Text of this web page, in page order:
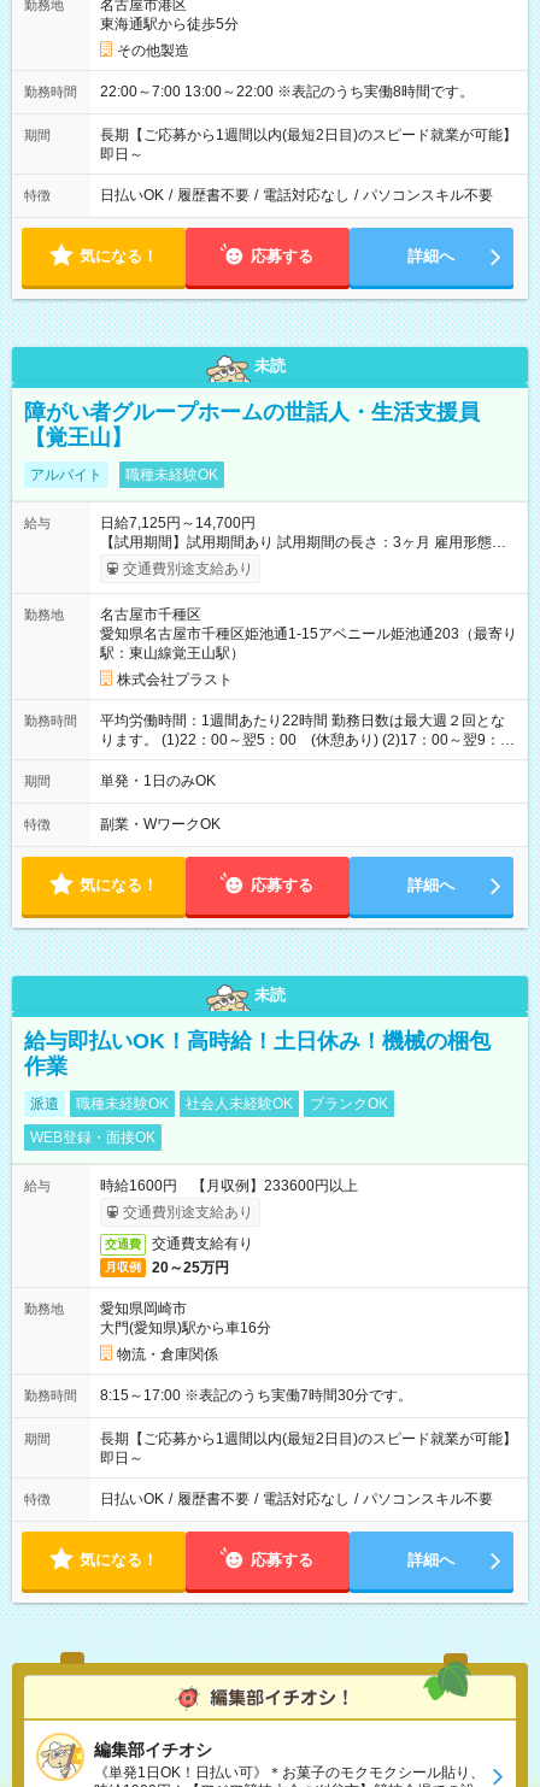
勤務地
名古屋市港区
東海通駅から徒歩5分
その他製造
勤務時間 22:00～7:00 13:00～22:00 ※表記のうち実働8時間です。
期間
長期【ご応募から1週間以内(最短2日目)のスピード就業が可能】
即日～
特徴 日払いOK / 履歴書不要 / 電話対応なし / パソコンスキル不要
気になる！ 応募する 詳細へ
未読
障がい者グループホームの世話人・生活支援員
【覚王山】
アルバイト 職種未経験OK
給与
日給7,125円～14,700円
【試用期間】試用期間あり 試用期間の長さ：3ヶ月 雇用形態、
給与は本採用時と同じです。
交通費別途支給あり
勤務地
名古屋市千種区
愛知県名古屋市千種区姫池通1-15アベニール姫池通203（最寄り
駅：東山線覚王山駅）
株式会社プラスト
勤務時間
平均労働時間：1週間あたり22時間 勤務日数は最大週２回とな
ります。 (1)22：00～翌5：00 (休憩あり) (2)17：00～翌9：
00 (休憩あり) ３６協定提出済 平均労働時間：1週間あたり22
時間 勤務日数は最大週２回となります。 (1)22：00～翌5：00
期間 単発・1日のみOK
特徴 副業・WワークOK
気になる！ 応募する 詳細へ
未読
給与即払いOK！高時給！土日休み！機械の梱包
作業
派遣 職種未経験OK 社会人未経験OK
ブランクOK
WEB登録・面接OK
給与
時給1600円 【月収例】233600円以上
交通費別途支給あり
交通費 交通費支給有り
月収例 20～25万円
勤務地
愛知県岡崎市
大門(愛知県)駅から車16分
物流・倉庫関係
勤務時間 8:15～17:00 ※表記のうち実働7時間30分です。
期間
長期【ご応募から1週間以内(最短2日目)のスピード就業が可能】
即日～
特徴 日払いOK / 履歴書不要 / 電話対応なし / パソコンスキル不要
気になる！ 応募する 詳細へ
編集部イチオシ
《単発1日OK！日払い可》＊お菓子のモクモクシール貼り、